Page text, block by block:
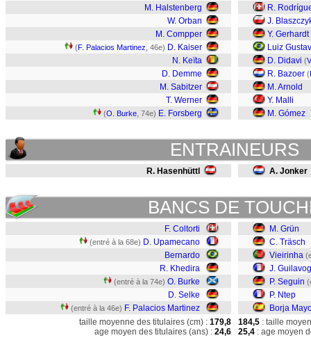
M. Halstenberg
W. Orban
M. Compper
(F. Palacios Martinez , 46e) D. Kaiser
N. Keïta
D. Demme
M. Sabitzer
T. Werner
(O. Burke , 74e) E. Forsberg
R.
J.
Y. Gerhardt
Luiz
D. Didavi (
R. Bazoer (
M. Arnold
Y. Malli
M. Gómez
ENTRAINEURS
R. Hasenhüttl A. Jonker
BANCS DE
F. Coltorti
(entré à la 68e) D. Upamecano
Bernardo
R. Khedira
(entré à la 74e) O. Burke
D. Selke
(entré à la 46e) F. Palacios Martinez
M. Grün
C. Träsch
Vieirinha
J.
P. Seguin
P. Ntep
Borja
taille moyenne des titulaires (cm) : 179,8
age moyen des titulaires (ans) : 24,6
184,5 : taille
25,4 : age moyen